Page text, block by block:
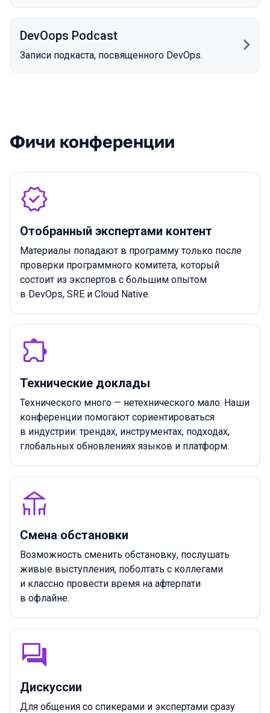
DevOops Podcast
Записи подкаста, посвященного DevOps.
Фичи конференции
Отобранный экспертами контент
Материалы попадают в программу только после
проверки программного комитета, который
состоит из экспертов с большим опытом
в DevOps, SRE и Cloud Native.
Технические доклады
Технического много — нетехнического мало. Наши
конференции помогают сориентироваться
в индустрии: трендах, инструментах, подходах,
глобальных обновлениях языков и платформ.
Смена обстановки
Возможность сменить обстановку, послушать
живые выступления, поболтать с коллегами
и классно провести время на афтерпати
в офлайне.
Дискуссии
Для общения со спикерами и экспертами сразу